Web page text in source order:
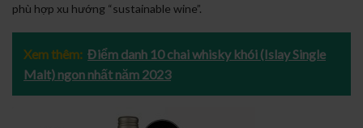
phù hợp xu hướng “sustainable wine”.
Xem thêm: Điểm danh 10 chai whisky khói (Islay Single
Malt) ngon nhất năm 2023